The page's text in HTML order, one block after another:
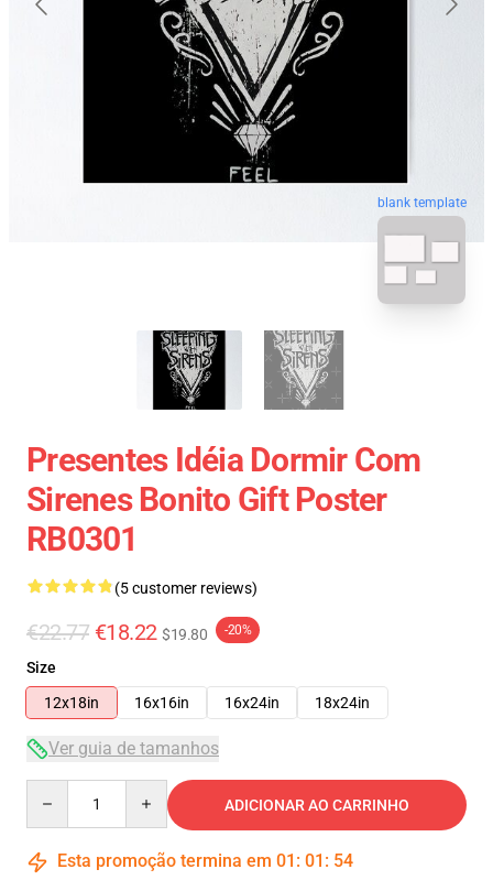
blank template
Presentes Idéia Dormir Com
Sirenes Bonito Gift Poster
RB0301
(5 customer reviews)
€22.77 €18.22 $19.80 -20%
Size
12x18in
16x16in 16x24in 18x24in
Ver guia de tamanhos
ADICIONAR AO CARRINHO
Esta promoção termina em 01 : 01 : 53